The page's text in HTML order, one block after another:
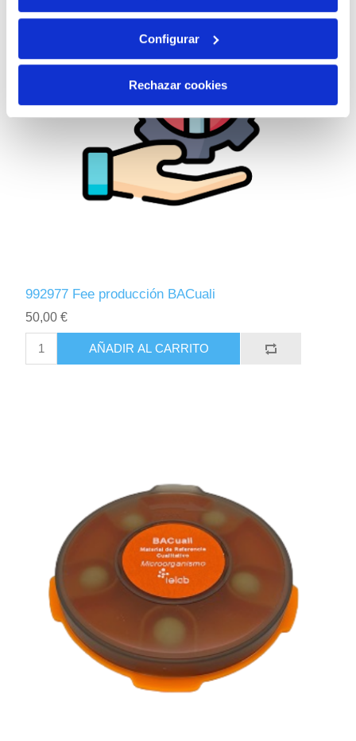
Configurar
Rechazar cookies
992977 Fee producción BACuali
50,00 €
AÑADIR AL CARRITO